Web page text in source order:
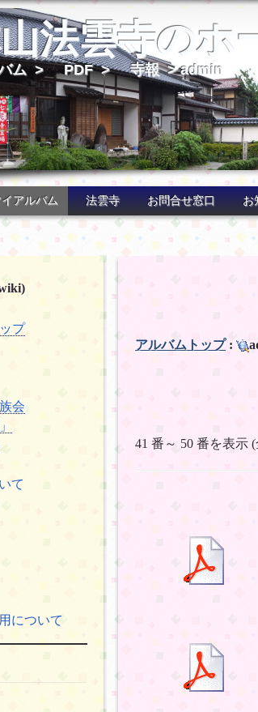
法雲寺のホ
ム > PDF> 寺報> admin
アルバム 法雲寺 お問合せ窓口 お
アルバムトップ:
41 番～ 50 番を表示
プ
会
て
について